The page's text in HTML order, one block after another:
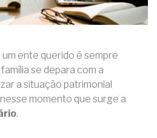
ente querido é sempre
se depara com a
a situação patrimonial
momento que surge a
.